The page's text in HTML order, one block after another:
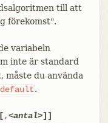
till att
förekomst".
variabeln
inte är standard
måste du använda
.
,<antal>]]